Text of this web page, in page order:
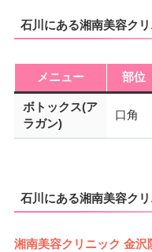
石川にある湘南美容ク
メニュー 部位
ボトックス(ア
ラガン)
口角
石川にある湘南美容ク
湘南美容クリニック 金沢